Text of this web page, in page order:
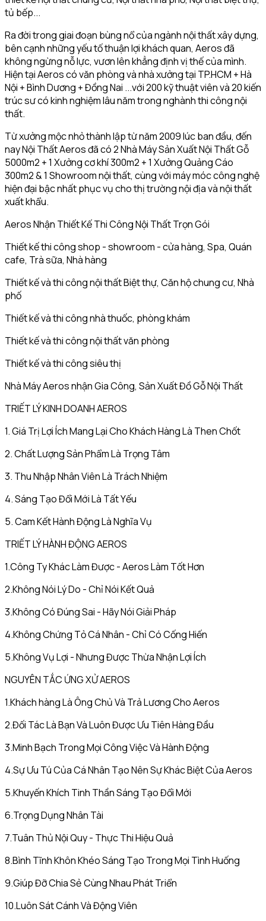
tủ bếp...
Ra đời trong giai đoạn bùng nổ của ngành nội thất xây dựng,
bên cạnh những yếu tố thuận lợi khách quan, Aeros đã
không ngừng nỗ lực, vươn lên khẳng định vị thế của mình.
Hiện tại Aeros có văn phòng và nhà xưởng tại TP.HCM + Hà
Nội + Bình Dương + Đồng Nai ...với 200 kỹ thuật viên và 20 kiến
trúc sư có kinh nghiệm lâu năm trong nghành thi công nội
thất.
Từ xưởng mộc nhỏ thành lập từ năm 2009 lúc ban đầu, đến
nay Nội Thất Aeros đã có 2 Nhà Máy Sản Xuất Nội Thất Gỗ
5000m2 + 1 Xưởng cơ khí 300m2 + 1 Xưởng Quảng Cáo
300m2 & 1 Showroom nội thất, cùng với máy móc công nghệ
hiện đại bậc nhất phục vụ cho thị trường nội địa và nội thất
xuất khẩu.
Aeros Nhận Thiết Kế Thi Công Nội Thất Trọn Gói
Thiết kế thi công shop - showroom - cửa hàng, Spa, Quán
cafe, Trà sữa, Nhà hàng
Thiết kế và thi công nội thất Biệt thự, Căn hộ chung cư, Nhà
phố
Thiết kế và thi công nhà thuốc, phòng khám
Thiết kế và thi công nội thất văn phòng
Thiết kế và thi công siêu thị
Nhà Máy Aeros nhận Gia Công, Sản Xuất Đồ Gỗ Nội Thất
TRIẾT LÝ KINH DOANH AEROS
1. Giá Trị Lợi Ích Mang Lại Cho Khách Hàng Là Then Chốt
2. Chất Lượng Sản Phẩm Là Trọng Tâm
3. Thu Nhập Nhân Viên Là Trách Nhiệm
4. Sáng Tạo Đổi Mới Là Tất Yếu
5. Cam Kết Hành Động Là Nghĩa Vụ
TRIẾT LÝ HÀNH ĐỘNG AEROS
1.Công Ty Khác Làm Được - Aeros Làm Tốt Hơn
2.Không Nói Lý Do - Chỉ Nói Kết Quả
3.Không Có Đúng Sai - Hãy Nói Giải Pháp
4.Không Chứng Tỏ Cá Nhân - Chỉ Có Cống Hiến
5.Không Vụ Lợi - Nhưng Được Thừa Nhận Lợi Ích
NGUYÊN TẮC ỨNG XỬ AEROS
1.Khách hàng Là Ông Chủ Và Trả Lương Cho Aeros
2.Đối Tác Là Bạn Và Luôn Được Ưu Tiên Hàng Đầu
3.Minh Bạch Trong Mọi Công Việc Và Hành Động
4.Sự Ưu Tú Của Cá Nhân Tạo Nên Sự Khác Biệt Của Aeros
5.Khuyến Khích Tinh Thần Sáng Tạo Đổi Mới
6.Trọng Dụng Nhân Tài
7.Tuân Thủ Nội Quy - Thực Thi Hiệu Quả
8.Bình Tĩnh Khôn Khéo Sáng Tạo Trong Mọi Tình Huống
9.Giúp Đỡ Chia Sẻ Cùng Nhau Phát Triển
10.Luôn Sát Cánh Và Động Viên